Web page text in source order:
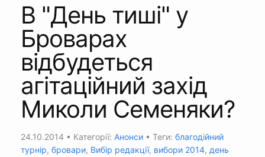
В "День тиші" у
Броварах
відбудеться
агітаційний захід
Миколи Семеняки?
24.10.2014 • Категорії: Анонси • Теги: благодійний
турнір, бровари, Вибір редакції, вибори 2014, день